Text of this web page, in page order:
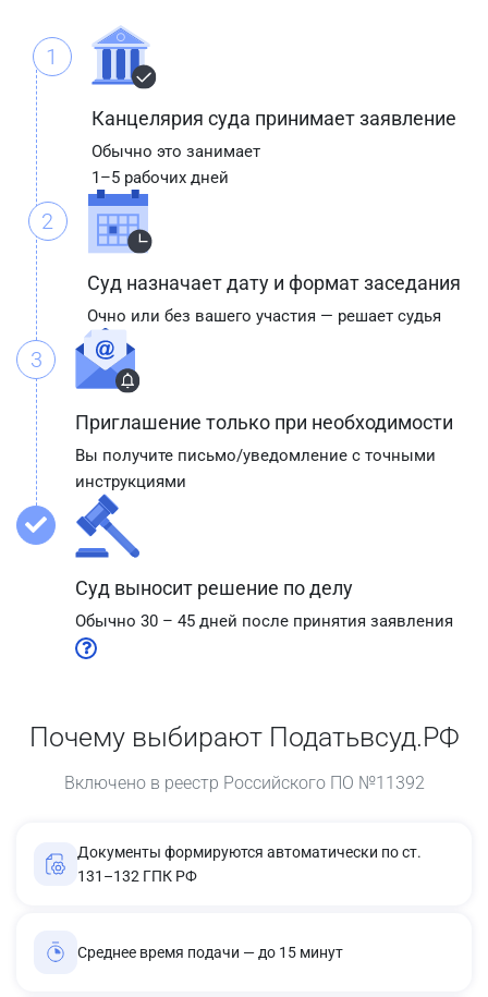
1
Канцелярия суда принимает заявление
Обычно это занимает
1–5 рабочих дней
2
Суд назначает дату и формат заседания
Очно или без вашего участия — решает судья
3
Приглашение только при необходимости
Вы получите письмо/уведомление с точными
инструкциями
Суд выносит решение по делу
Обычно 30 – 45 дней после принятия заявления
Почему выбирают Податьвсуд.РФ
Включено в реестр Российского ПО №11392
Документы формируются автоматически по ст.
131–132 ГПК РФ
Среднее время подачи — до 15 минут